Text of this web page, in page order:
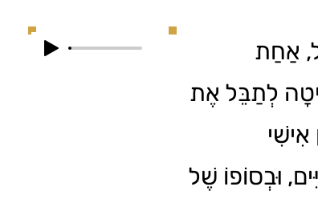
אַחַת
לְתַבֵּל אֶת
וּבְסוֹפוֹ שֶׁל